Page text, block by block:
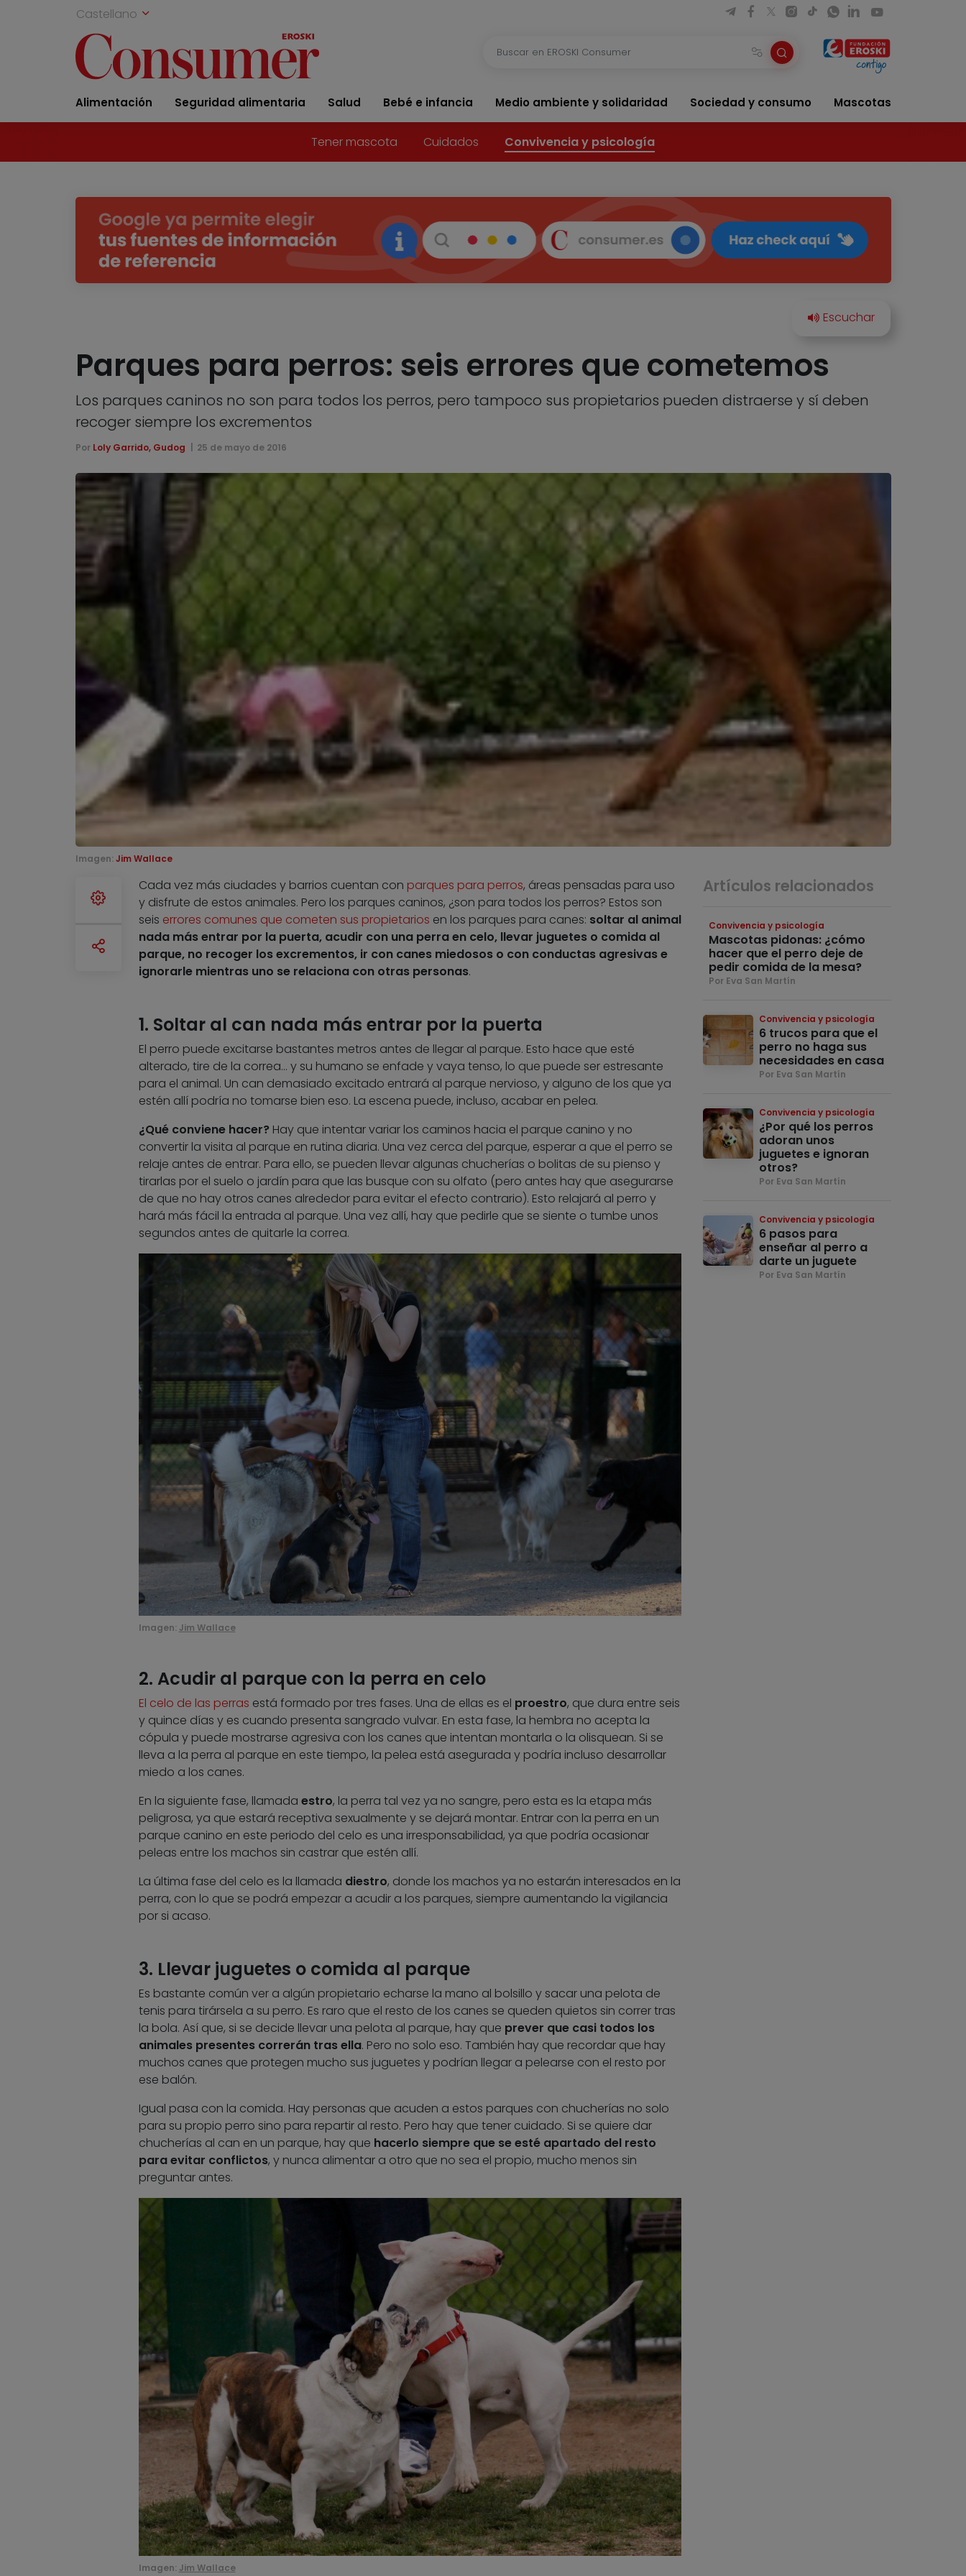
Castellano
Alimentación Seguridad alimentaria Salud Bebé e infancia Medio ambiente y solidaridad Sociedad y consumo Mascotas
Tener mascota Cuidados Convivencia y psicología
Parques para perros: seis errores que cometemos
Los parques caninos no son para todos los perros, pero tampoco sus propietarios pueden distraerse y sí deben
recoger siempre los excrementos
Por Loly Garrido, Gudog 25 de mayo de 2016
Imagen: Jim Wallace
Cada vez más ciudades y barrios cuentan con parques para perros, áreas pensadas para uso
y disfrute de estos animales. Pero los parques caninos, ¿son para todos los perros? Estos son
seis errores comunes que cometen sus propietarios en los parques para canes: soltar al animal
nada más entrar por la puerta, acudir con una perra en celo, llevar juguetes o comida al
parque, no recoger los excrementos, ir con canes miedosos o con conductas agresivas e
ignorarle mientras uno se relaciona con otras personas.
1. Soltar al can nada más entrar por la puerta
El perro puede excitarse bastantes metros antes de llegar al parque. Esto hace que esté
alterado, tire de la correa… y su humano se enfade y vaya tenso, lo que puede ser estresante
para el animal. Un can demasiado excitado entrará al parque nervioso, y alguno de los que ya
estén allí podría no tomarse bien eso. La escena puede, incluso, acabar en pelea.
¿Qué conviene hacer? Hay que intentar variar los caminos hacia el parque canino y no
convertir la visita al parque en rutina diaria. Una vez cerca del parque, esperar a que el perro se
relaje antes de entrar. Para ello, se pueden llevar algunas chucherías o bolitas de su pienso y
tirarlas por el suelo o jardín para que las busque con su olfato (pero antes hay que asegurarse
de que no hay otros canes alrededor para evitar el efecto contrario). Esto relajará al perro y
hará más fácil la entrada al parque. Una vez allí, hay que pedirle que se siente o tumbe unos
segundos antes de quitarle la correa.
Imagen: Jim Wallace
2. Acudir al parque con la perra en celo
El celo de las perras está formado por tres fases. Una de ellas es el proestro, que dura entre seis
y quince días y es cuando presenta sangrado vulvar. En esta fase, la hembra no acepta la
cópula y puede mostrarse agresiva con los canes que intentan montarla o la olisquean. Si se
lleva a la perra al parque en este tiempo, la pelea está asegurada y podría incluso desarrollar
miedo a los canes.
En la siguiente fase, llamada estro, la perra tal vez ya no sangre, pero esta es la etapa más
peligrosa, ya que estará receptiva sexualmente y se dejará montar. Entrar con la perra en un
parque canino en este periodo del celo es una irresponsabilidad, ya que podría ocasionar
peleas entre los machos sin castrar que estén allí.
La última fase del celo es la llamada diestro, donde los machos ya no estarán interesados en la
perra, con lo que se podrá empezar a acudir a los parques, siempre aumentando la vigilancia
por si acaso.
3. Llevar juguetes o comida al parque
Es bastante común ver a algún propietario echarse la mano al bolsillo y sacar una pelota de
tenis para tirársela a su perro. Es raro que el resto de los canes se queden quietos sin correr tras
la bola. Así que, si se decide llevar una pelota al parque, hay que prever que casi todos los
animales presentes correrán tras ella. Pero no solo eso. También hay que recordar que hay
muchos canes que protegen mucho sus juguetes y podrían llegar a pelearse con el resto por
ese balón.
Igual pasa con la comida. Hay personas que acuden a estos parques con chucherías no solo
para su propio perro sino para repartir al resto. Pero hay que tener cuidado. Si se quiere dar
chucherías al can en un parque, hay que hacerlo siempre que se esté apartado del resto
para evitar conflictos, y nunca alimentar a otro que no sea el propio, mucho menos sin
preguntar antes.
Imagen: Jim Wallace
Artículos relacionados
Convivencia y psicología
Mascotas pidonas: ¿cómo
hacer que el perro deje de
pedir comida de la mesa?
Por Eva San Martín
Convivencia y psicología
6 trucos para que el
perro no haga sus
necesidades en casa
Por Eva San Martín
Convivencia y psicología
¿Por qué los perros
adoran unos
juguetes e ignoran
otros?
Por Eva San Martín
Convivencia y psicología
6 pasos para
enseñar al perro a
darte un juguete
Por Eva San Martín